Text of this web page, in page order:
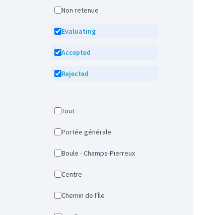
Non retenue
Evaluating
Accepted
Rejected
Tout
Portée générale
Boule - Champs-Pierreux
Centre
Chemin de l'Île